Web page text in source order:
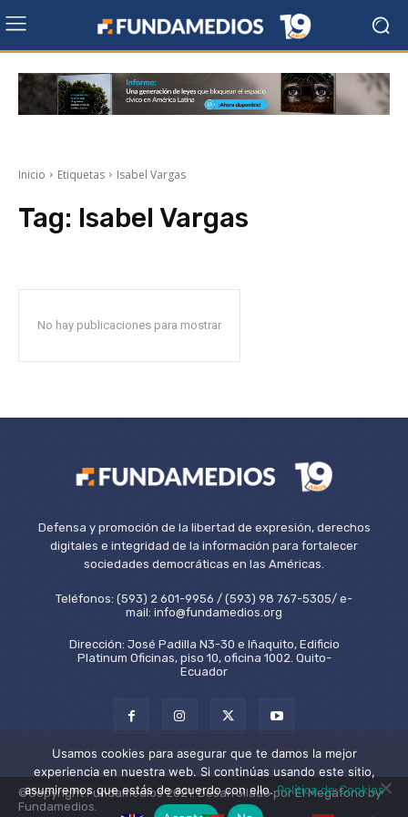
Inicio Etiquetas Isabel Vargas
Tag: Isabel Vargas
No hay publicaciones para mostrar
Defensa y promoción de la libertad de expresión, derechos
digitales e integridad de la información para fortalecer
sociedades democráticas en las Américas.
Teléfonos: (593) 2 601-9956 / (593) 98 767-5305/ e-
mail: info@fundamedios.org
Dirección: José Padilla N3-30 e Iñaquito, Edificio
Platinum Oficinas, piso 10, oficina 1002. Quito-
Ecuador
©Copyright Fundamedios 2021. Desarrollado por El Megáfono by
Fundamedios.
Usamos cookies para asegurar que te damos la mejor
experiencia en nuestra web. Si continúas usando este sitio,
asumiremos que estás de acuerdo con ello.Política de Cookies